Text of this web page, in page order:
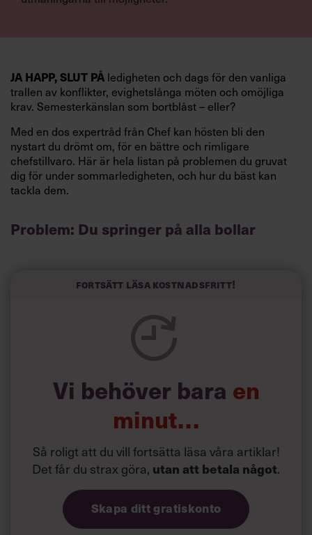
JA HAPP, SLUT PÅ ledigheten och dags för den vanliga
trallen av konflikter, evighetslånga möten och omöjliga
krav. Semesterkänslan som bortblåst – eller?
Med en dos expertråd från Chef kan hösten bli den
nystart du drömt om, för en bättre och rimligare
chefstillvaro. Här är hela listan på problemen du gruvat
dig för under sommarledigheten, och hur du bäst kan
tackla dem.
Problem: Du springer på alla bollar
att du jobbar. Problemet är bara att den inställningen gör
inte lyckas koncentrera dig på någonting alls när du
springer på alla bollar och försöker sätta dig in i precis
Fortsätt läsa kostnadsfritt!
Vi behöver bara en
minut…
Så roligt att du vill fortsätta läsa våra artiklar!
Det får du strax göra, utan att betala något.
Skapa ditt gratiskonto